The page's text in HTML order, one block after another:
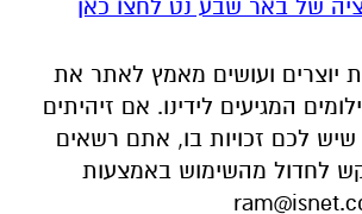
שיש לכם זכויות בו, אתם רשאים